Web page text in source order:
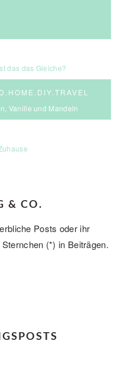
das das Gleiche?
Vanille und Mandeln
& CO.
Posts oder ihr
(*) in Beiträgen.